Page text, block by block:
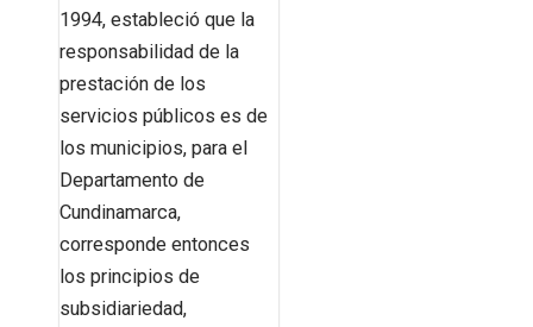
1994, estableció que la
responsabilidad de la
prestación de los
servicios públicos es de
los municipios, para el
Departamento de
Cundinamarca,
corresponde entonces
los principios de
subsidiariedad,